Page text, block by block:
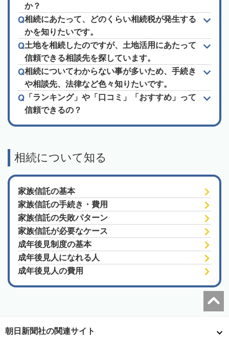
か？
相続にあたって、どのくらい相続税が発生する
かを知りたいです。
土地を相続したのですが、土地活用にあたって
信頼できる相談先を探しています。
相続についてわからない事が多いため、手続き
や相談先、法律など色々知りたいです。
「ランキング」や「口コミ」「おすすめ」って
信頼できるの？
相続について知る
家族信託の基本
家族信託の手続き・費用
家族信託の失敗パターン
家族信託が必要なケース
成年後見制度の基本
成年後見人になれる人
成年後見人の費用
朝日新聞社の関連サイト